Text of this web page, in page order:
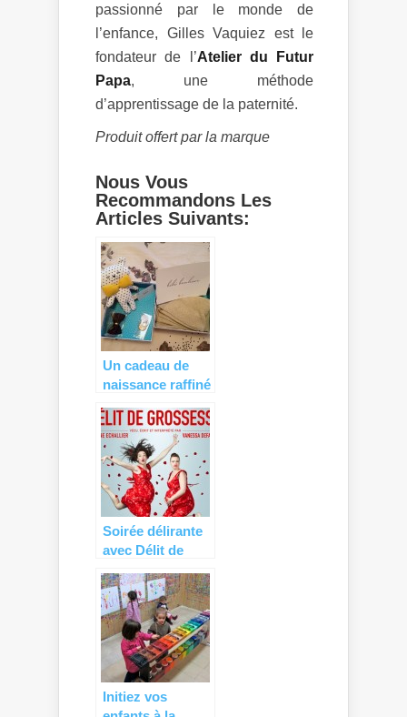
passionné par le monde de
l’enfance, Gilles Vaquiez est le
fondateur de l’Atelier du Futur
Papa, une méthode
d’apprentissage de la paternité.
Produit offert par la marque
Nous Vous
Recommandons Les
Articles Suivants:
Un cadeau de
naissance raffiné
Première Box (+
concours)
Soirée délirante
avec Délit de
concours) !
Initiez vos